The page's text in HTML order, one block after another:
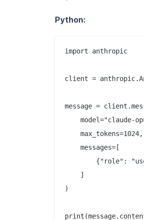
Python:
import anthropic
client =
message =
model="claude-
    max_tokens=1024,
    messages=[
{"role":
    ]
)